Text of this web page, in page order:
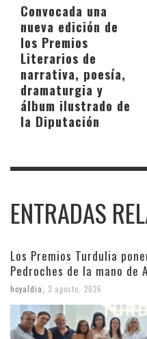
Convocada una
nueva edición de
los Premios
Literarios de
narrativa, poesía,
dramaturgia y
álbum ilustrado de
la Diputación
ENTRADAS
Los Premios Turdulia
Pedroches de la mano de
hoyaldia 3 agosto, 2026